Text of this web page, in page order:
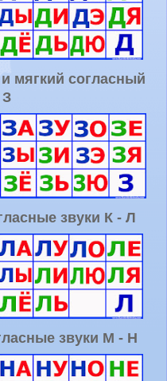
мягкий согласный
З
звуки К - Л
звуки М - Н